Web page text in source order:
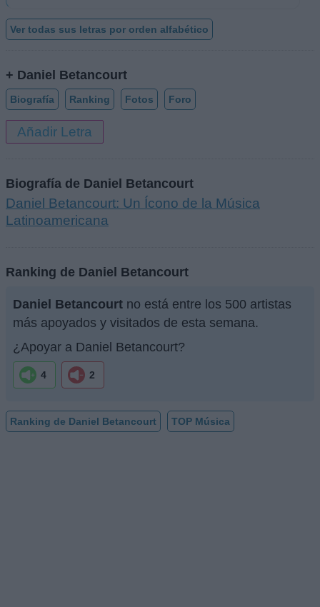
Ver todas sus letras por orden alfabético
+ Daniel Betancourt
Biografía Ranking Fotos Foro
Añadir Letra
Biografía de Daniel Betancourt
Daniel Betancourt: Un Ícono de la Música
Latinoamericana
Ranking de Daniel Betancourt
Daniel Betancourt no está entre los 500 artistas
más apoyados y visitados de esta semana.
¿Apoyar a Daniel Betancourt?
4 2
Ranking de Daniel Betancourt TOP Música